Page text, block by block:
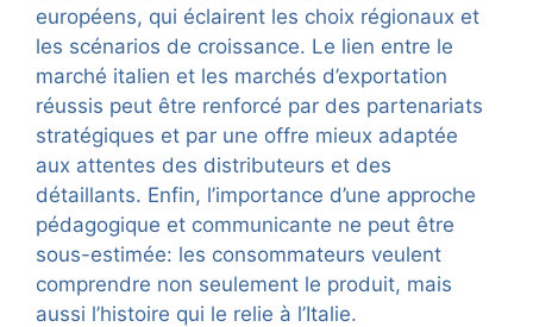
européens, qui éclairent les choix régionaux et
les scénarios de croissance. Le lien entre le
marché italien et les marchés d’exportation
réussis peut être renforcé par des partenariats
stratégiques et par une offre mieux adaptée
aux attentes des distributeurs et des
détaillants. Enfin, l’importance d’une approche
pédagogique et communicante ne peut être
sous-estimée: les consommateurs veulent
comprendre non seulement le produit, mais
aussi l’histoire qui le relie à l’Italie.